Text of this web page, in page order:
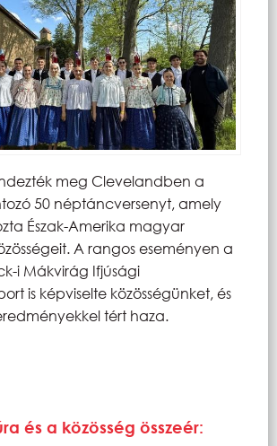
meg Clevelandben a
50 néptáncversenyt, amely
Észak-Amerika magyar
A rangos eseményen a
i Mákvirág Ifjúsági
is képviselte közösségünket, és
tért haza.
és a közösség összeér: